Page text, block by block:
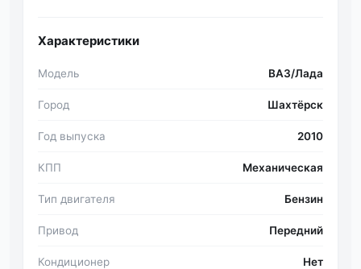
Характеристики
Модель ВАЗ/Лада
Город Шахтёрск
Год выпуска 2010
КПП Механическая
Тип двигателя Бензин
Привод Передний
Кондиционер Нет